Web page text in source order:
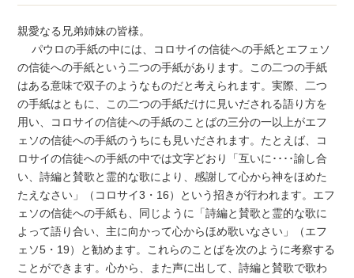
親愛なる兄弟姉妹の皆様。
パウロの手紙の中には、コロサイの信徒への手紙とエフェソ
の信徒への手紙という二つの手紙があります。この二つの手紙
はある意味で双子のようなものだと考えられます。実際、二つ
の手紙はともに、この二つの手紙だけに見いだされる語り方を
用い、コロサイの信徒への手紙のことばの三分の一以上がエフ
ェソの信徒への手紙のうちにも見いだされます。たとえば、コ
ロサイの信徒への手紙の中では文字どおり「互いに････諭し合
い、詩編と賛歌と霊的な歌により、感謝して心から神をほめた
たえなさい」（コロサイ3・16）という招きが行われます。エフ
ェソの信徒への手紙も、同じように「詩編と賛歌と霊的な歌に
よって語り合い、主に向かって心からほめ歌いなさい」（エフ
ェソ5・19）と勧めます。これらのことばを次のように考察する
ことができます。心から、また声に出して、詩編と賛歌で歌わ